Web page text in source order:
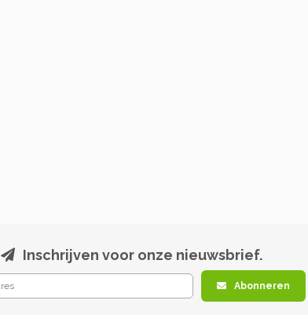
Inschrijven voor onze nieuwsbrief.
Abonneren